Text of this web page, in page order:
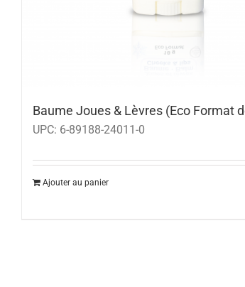
Baume Joues & Lèvres (Eco Format
UPC: 6-89188-24011-0
Ajouter au panier